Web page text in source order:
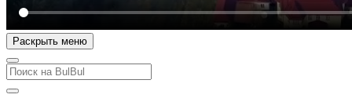
Раскрыть меню